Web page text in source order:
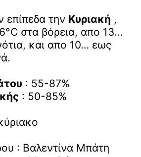
επίπεδα την Κυριακή ,
στα βόρεια, απο 13…
και απο 10… εως
: 55-87%
: 50-85%
: Βαλεντίνα Μπάτη